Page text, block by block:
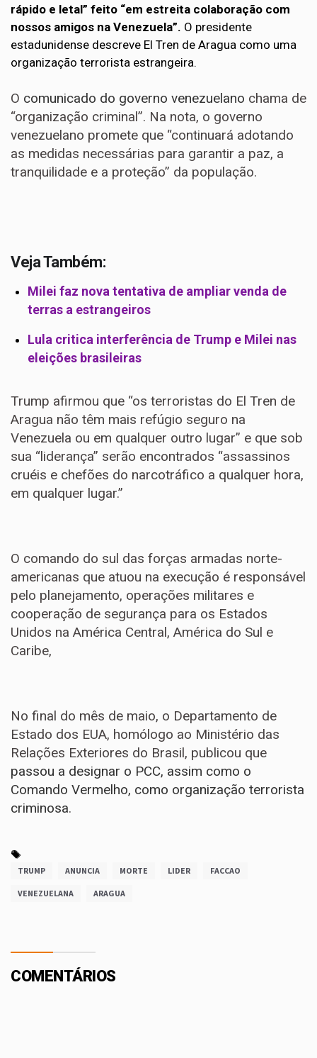
rápido e letal” feito “em estreita colaboração com
nossos amigos na Venezuela”. O presidente
estadunidense descreve El Tren de Aragua como uma
organização terrorista estrangeira.
O comunicado do governo venezuelano chama de
“organização criminal”. Na nota, o governo
venezuelano promete que “continuará adotando
as medidas necessárias para garantir a paz, a
tranquilidade e a proteção” da população.
Veja Também:
Milei faz nova tentativa de ampliar venda de
terras a estrangeiros
Lula critica interferência de Trump e Milei nas
eleições brasileiras
Trump afirmou que “os terroristas do El Tren de
Aragua não têm mais refúgio seguro na
Venezuela ou em qualquer outro lugar” e que sob
sua “liderança” serão encontrados “assassinos
cruéis e chefões do narcotráfico a qualquer hora,
em qualquer lugar.”
O comando do sul das forças armadas norte-
americanas que atuou na execução é responsável
pelo planejamento, operações militares e
cooperação de segurança para os Estados
Unidos na América Central, América do Sul e
Caribe,
No final do mês de maio, o Departamento de
Estado dos EUA, homólogo ao Ministério das
Relações Exteriores do Brasil, publicou que
passou a designar o PCC, assim como o
Comando Vermelho, como organização terrorista
criminosa.
TRUMP ANUNCIA MORTE LIDER FACCAO
VENEZUELANA ARAGUA
COMENTÁRIOS